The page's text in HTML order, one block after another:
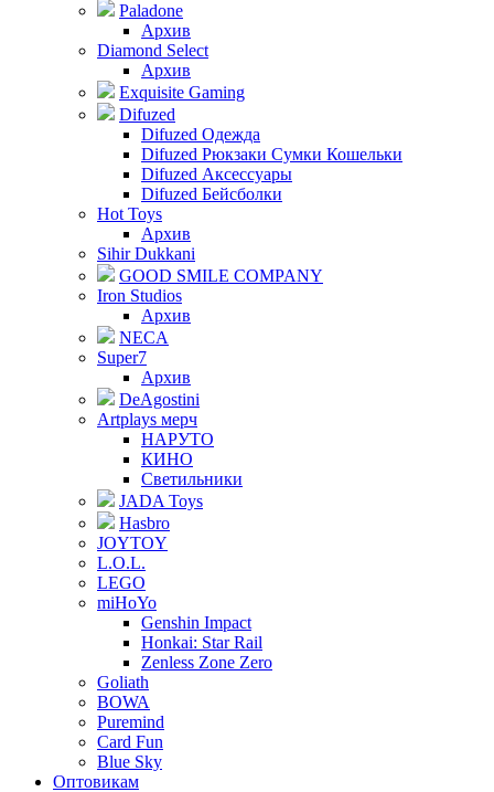
Paladone
Архив
Diamond Select
Архив
Exquisite Gaming
Difuzed
Difuzed Одежда
Difuzed Рюкзаки Сумки Кошельки
Difuzed Аксессуары
Difuzed Бейсболки
Hot Toys
Архив
Sihir Dukkani
GOOD SMILE COMPANY
Iron Studios
Архив
NECA
Super7
Архив
DeAgostini
Artplays мерч
НАРУТО
КИНО
Светильники
JADA Toys
Hasbro
JOYTOY
L.O.L.
LEGO
miHoYo
Genshin Impact
Honkai: Star Rail
Zenless Zone Zero
Goliath
BOWA
Puremind
Card Fun
Blue Sky
Оптовикам